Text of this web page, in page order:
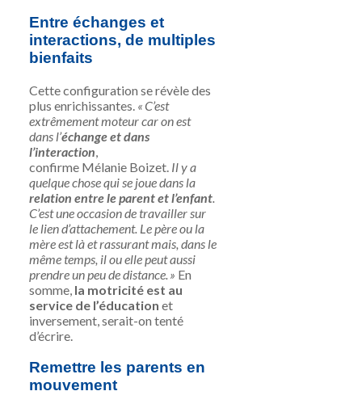
Entre échanges et
interactions, de multiples
bienfaits
Cette configuration se révèle des
plus enrichissantes. « C’est
extrêmement moteur car on est
dans l’échange et dans
l’interaction,
confirme Mélanie Boizet. Il y a
quelque chose qui se joue dans la
relation entre le parent et l’enfant.
C’est une occasion de travailler sur
le lien d’attachement. Le père ou la
mère est là et rassurant mais, dans le
même temps, il ou elle peut aussi
prendre un peu de distance. » En
somme, la motricité est au
service de l’éducation et
inversement, serait-on tenté
d’écrire.
Remettre les parents en
mouvement